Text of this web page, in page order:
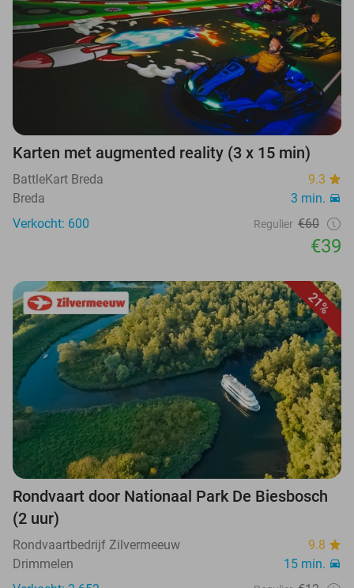
Karten met augmented reality (3 x 15 min)
BattleKart Breda
9.3
Breda
3 min.
Verkocht: 600
Regulier €60
€39
21%
Rondvaart door Nationaal Park De Biesbosch
(2 uur)
Rondvaartbedrijf Zilvermeeuw
9.8
Drimmelen
15 min.